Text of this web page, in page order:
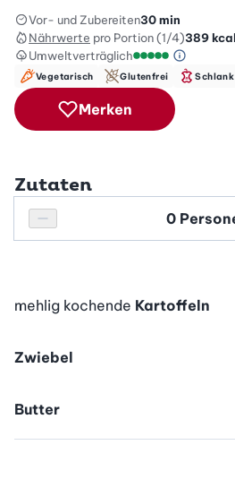
Vor- und Zubereiten30 min
Nährwerte pro Portion (1/4)389kcal
Umweltverträglich
Green
Vegetarisch Glutenfrei Schlank
Merken
Zutaten
Personenanzahl verringern
Personenanzahl
mehlig kochende Kartoffeln
Zwiebel
Butter